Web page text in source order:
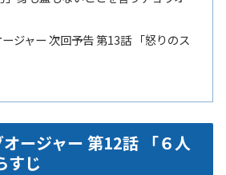
ジャー 次回予告 第13話 「怒りのス
ージャー 第12話 「６人
すじ